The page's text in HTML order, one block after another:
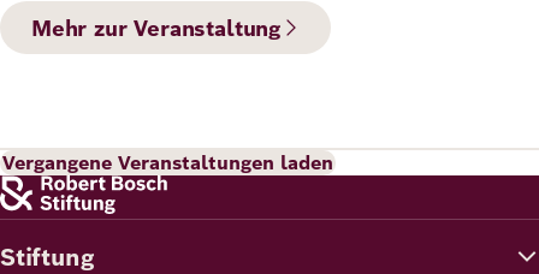
Mehr zur Veranstaltung
Vergangene Veranstaltungen laden
Stiftung